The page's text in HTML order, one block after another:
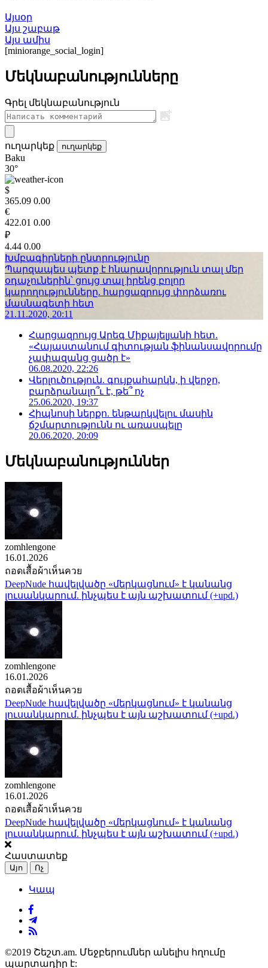
Այսօր
Այս շաբաթ
Այս ամիս
[miniorange_social_login]
Մեկնաբանությունները
Գրել մեկնաբանություն
ուղարկեք ուղարկեք
Baku
30°
$
365.09 0.00
€
422.01 0.00
₽
4.44 0.00
Խմբագիրների ընտրությունը
Պարզապես պետք է հնարավորություն տալ մեր
օդաչուներին՝ ցույց տալ իրենց բոլոր
կարողությունները. հարցազրույց փորձառու
մասնագետի հետ
21.11.2020, 20:11
Հարցազրույց Արեգ Միքայելյանի հետ.
«Հայաստանում գիտության ֆինանսավորումը
չափազանց ցածր է»
06.08.2020, 22:26
Վերլուծություն. գույքահարկն, ի վերջո,
բարձրանալո՞ւ է, թե՞ ոչ
25.06.2020, 19:37
Հիպնոսի ներքո. ենթարկվելու մասին
ճշմարտությունն ու առասպելը
20.06.2020, 20:09
Մեկնաբանություններ
zomhlengone
16.01.2026
ถอดเสื้อผ้าเห็นควย
DeepNude հավելվածը «մերկացնում» է կանանց
լուսանկարում. ինչպես է այն աշխատում (+upd.)
zomhlengone
16.01.2026
ถอดเสื้อผ้าเห็นควย
DeepNude հավելվածը «մերկացնում» է կանանց
լուսանկարում. ինչպես է այն աշխատում (+upd.)
zomhlengone
16.01.2026
ถอดเสื้อผ้าเห็นควย
DeepNude հավելվածը «մերկացնում» է կանանց
լուսանկարում. ինչպես է այն աշխատում (+upd.)
Հաստատեք
Այո Ոչ
Կապ
©2019 Շեշտ.am. Մեջբերումներ անելիս հղումը
պարտադիր է: